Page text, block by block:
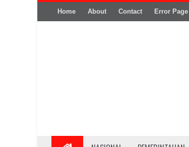
Home About Contact Error Page